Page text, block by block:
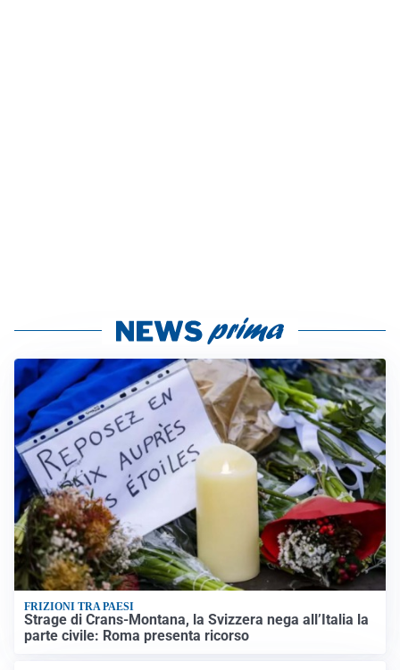
FRIZIONI TRA PAESI
Strage di Crans-Montana, la Svizzera nega all’Italia la
parte civile: Roma presenta ricorso